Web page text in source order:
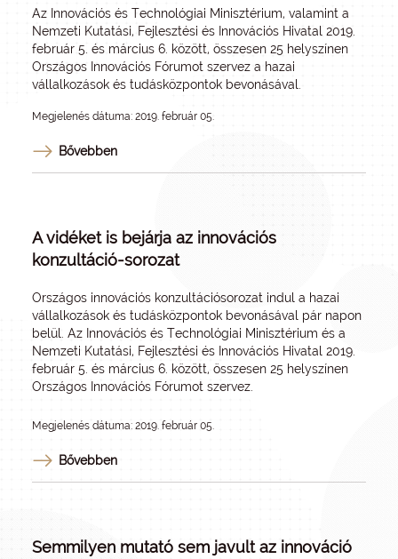
Az Innovációs és Technológiai Minisztérium, valamint a
Nemzeti Kutatási, Fejlesztési és Innovációs Hivatal 2019.
február 5. és március 6. között, összesen 25 helyszínen
Országos Innovációs Fórumot szervez a hazai
vállalkozások és tudásközpontok bevonásával.
Megjelenés dátuma: 2019. február 05.
Bővebben
A vidéket is bejárja az innovációs
konzultáció-sorozat
Országos innovációs konzultációsorozat indul a hazai
vállalkozások és tudásközpontok bevonásával pár napon
belül. Az Innovációs és Technológiai Minisztérium és a
Nemzeti Kutatási, Fejlesztési és Innovációs Hivatal 2019.
február 5. és március 6. között, összesen 25 helyszínen
Országos Innovációs Fórumot szervez.
Megjelenés dátuma: 2019. február 05.
Bővebben
Semmilyen mutató sem javult az innováció